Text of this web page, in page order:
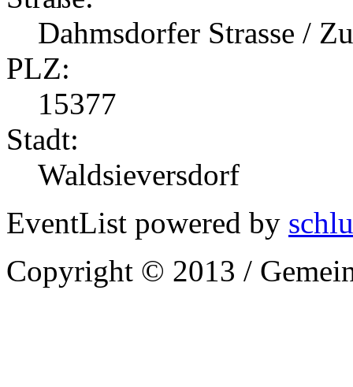
Dahmsdorfer Strasse /
PLZ:
15377
Stadt:
Waldsieversdorf
EventList powered by
Copyright © 2013 /